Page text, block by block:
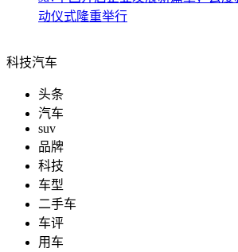
动仪式隆重举行
科技汽车
头条
汽车
suv
品牌
科技
车型
二手车
车评
用车